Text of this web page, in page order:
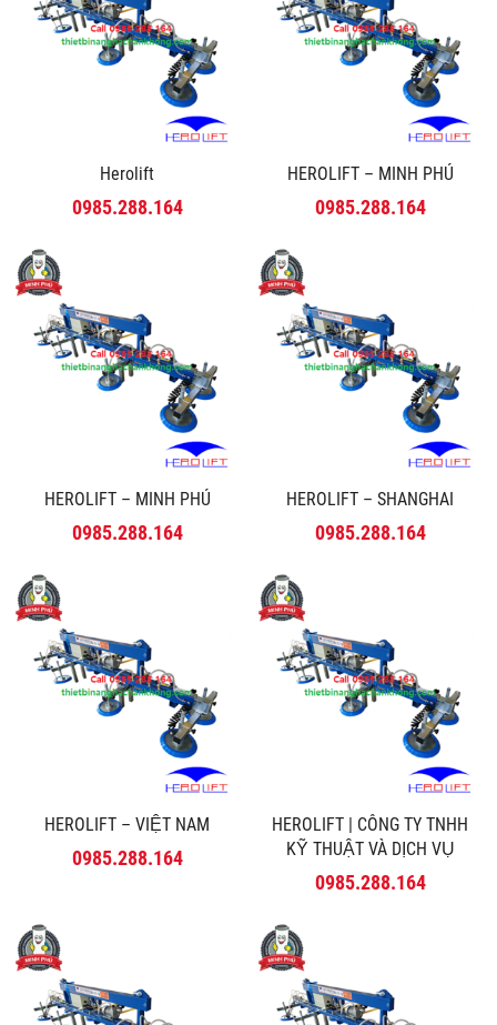
Herolift
0985.288.164
HEROLIFT – MINH PHÚ
0985.288.164
HEROLIFT – MINH PHÚ
0985.288.164
HEROLIFT – SHANGHAI
0985.288.164
HEROLIFT – VIỆT NAM
0985.288.164
HEROLIFT | CÔNG TY TNHH
KỸ THUẬT VÀ DỊCH VỤ
MINH PHÚ
0985.288.164